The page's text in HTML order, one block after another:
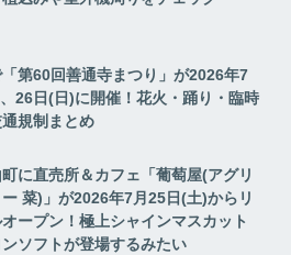
第60回善通寺まつり」が2026年7
26日(日)に開催！花火・踊り・臨時
規制まとめ
に直売所＆カフェ「葡萄屋(アグリ
菜)」が2026年7月25日(土)からリ
ープン！極上シャインマスカット
ンソフトが登場するみたい